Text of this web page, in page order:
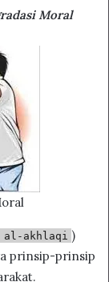
Moral
akhlaqi )
prinsip-prinsip